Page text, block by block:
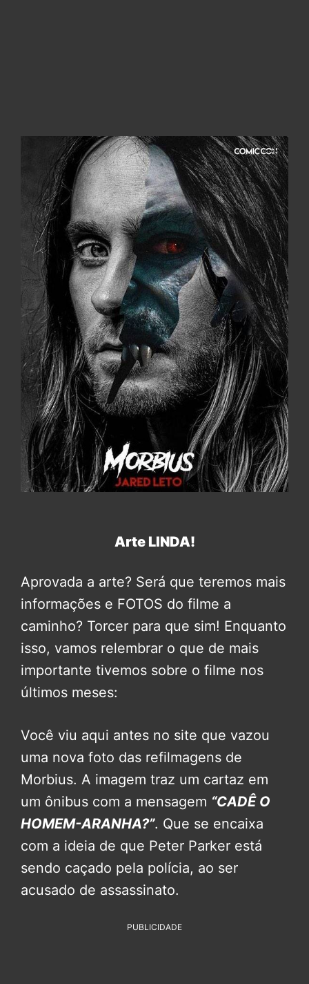
Arte LINDA!
Aprovada a arte? Será que teremos mais
informações e FOTOS do filme a
caminho? Torcer para que sim! Enquanto
isso, vamos relembrar o que de mais
importante tivemos sobre o filme nos
últimos meses:
Você viu aqui antes no site que vazou
uma nova foto das refilmagens de
Morbius. A imagem traz um cartaz em
um ônibus com a mensagem “CADÊ O
HOMEM-ARANHA?”. Que se encaixa
com a ideia de que Peter Parker está
sendo caçado pela polícia, ao ser
acusado de assassinato.
PUBLICIDADE